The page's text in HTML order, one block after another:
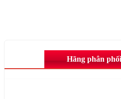
Hãng phân